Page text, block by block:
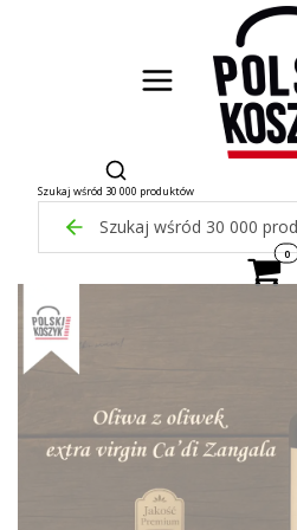
Otwórz wyszukiwarkę
Szukaj wśród 30 000 produktów
Zamknij wyszukiwarkę